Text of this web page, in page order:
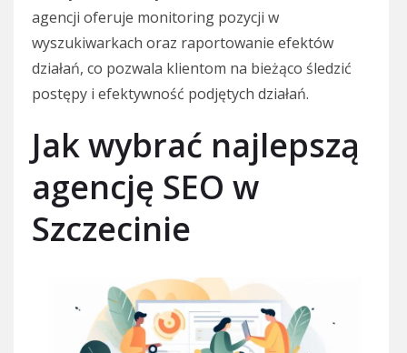
agencji oferuje monitoring pozycji w
wyszukiwarkach oraz raportowanie efektów
działań, co pozwala klientom na bieżąco śledzić
postępy i efektywność podjętych działań.
Jak wybrać najlepszą
agencję SEO w
Szczecinie